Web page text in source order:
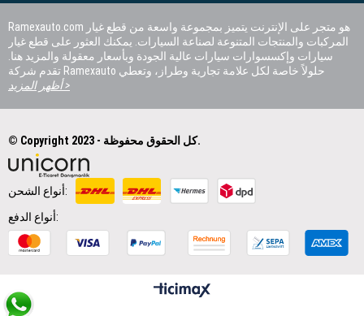
Ramexauto.com هو متجر على الإنترنت يتميز بمجموعة واسعة من قطع غيار
المركبات والمنتجات المتنوعة لصناعة السيارات. يمكنك العثور على قطع غيار
سيارات وإكسسوارات سيارات عالية الجودة وبأسعار معقولة والمزيد هنا.
تقدم شركة Ramexauto حلولاً خاصة لكل علامة تجارية وطراز، وتعطي
أظهر المزيد >
© Copyright 2023 - كل الحقوق محفوظة.
أنواع الشحن:
أنواع الدفع: